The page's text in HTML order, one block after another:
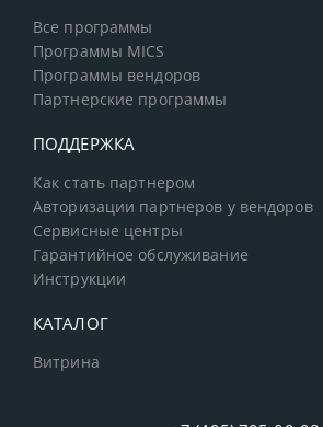
Все программы
Программы MICS
Программы вендоров
Партнерские программы
ПОДДЕРЖКА
Как стать партнером
Авторизации партнеров у вендоров
Сервисные центры
Гарантийное обслуживание
Инструкции
КАТАЛОГ
Витрина